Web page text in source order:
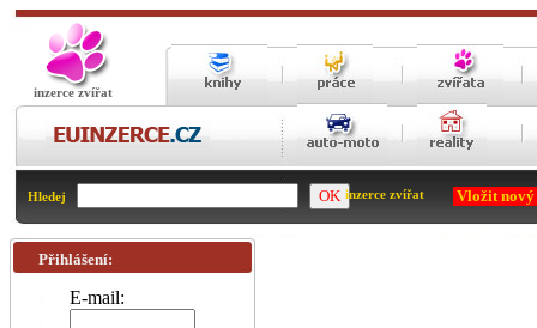
inzerce zvířat
Hledej inzerce zvířat Vložit
Přihlášení:
E-mail: